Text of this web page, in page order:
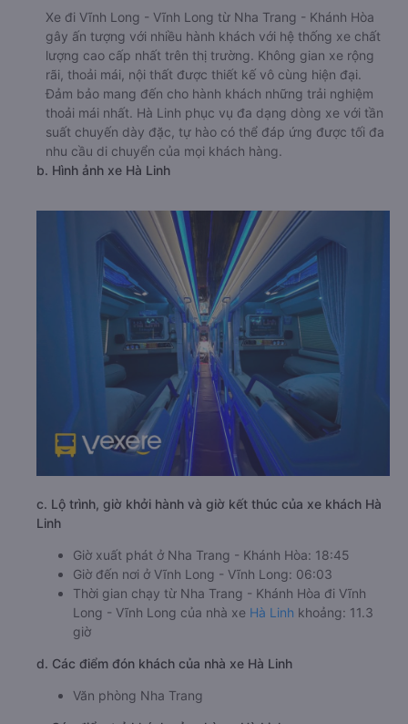
Xe đi Vĩnh Long - Vĩnh Long từ Nha Trang - Khánh Hòa
gây ấn tượng với nhiều hành khách với hệ thống xe chất
lượng cao cấp nhất trên thị trường. Không gian xe rộng
rãi, thoải mái, nội thất được thiết kế vô cùng hiện đại.
Đảm bảo mang đến cho hành khách những trải nghiệm
thoải mái nhất. Hà Linh phục vụ đa dạng dòng xe với tần
suất chuyến dày đặc, tự hào có thể đáp ứng được tối đa
nhu cầu di chuyển của mọi khách hàng.
b. Hình ảnh xe Hà Linh
c. Lộ trình, giờ khởi hành và giờ kết thúc của xe khách Hà
Linh
Giờ xuất phát ở Nha Trang - Khánh Hòa: 18:45
Giờ đến nơi ở Vĩnh Long - Vĩnh Long: 06:03
Thời gian chạy từ Nha Trang - Khánh Hòa đi Vĩnh
Long - Vĩnh Long của nhà xe Hà Linh khoảng: 11.3
giờ
d. Các điểm đón khách của nhà xe Hà Linh
Văn phòng Nha Trang